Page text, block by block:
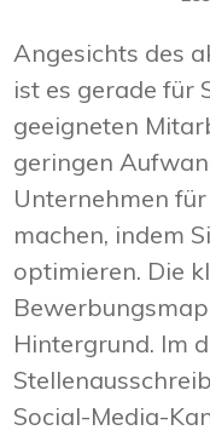
Angesichts des
ist es gerade für
geeigneten
geringen
Unternehmen
machen, indem
optimieren. Die
Hintergrund. Im
Social-Media-